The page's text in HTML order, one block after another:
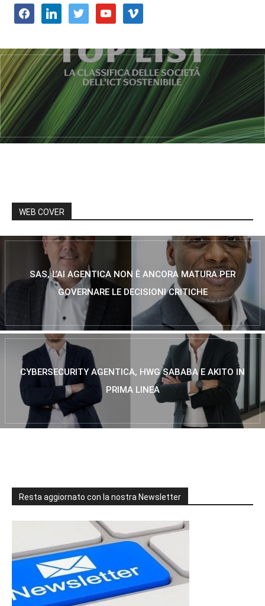
facebooklinkedin twitter youtube vimeo
WEB COVER
SAS, L’AI AGENTICA NON È ANCORA MATURA PER
GOVERNARE LE DECISIONI CRITICHE
CYBERSECURITY AGENTICA, HWG SABABA E AKITO IN
PRIMA LINEA
Resta aggiornato con la nostra Newsletter